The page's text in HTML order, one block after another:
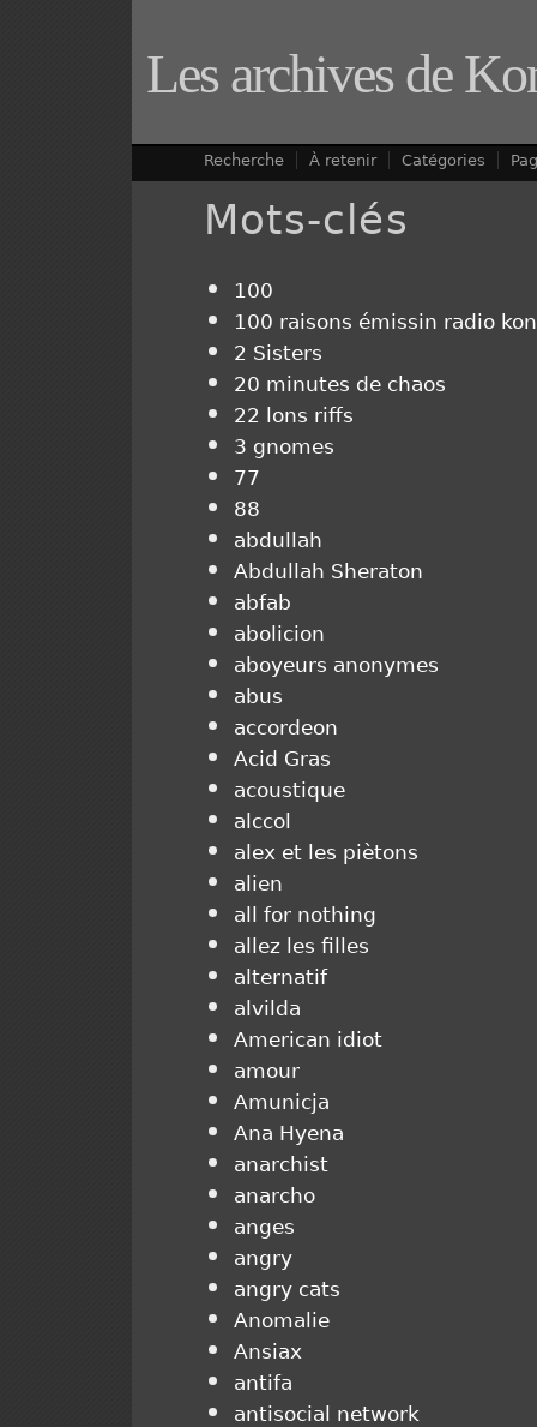
Les archives de
Recherche À retenir Catégories
Mots-clés
100
100 raisons émissin radio
2 Sisters
20 minutes de chaos
22 lons riffs
3 gnomes
77
88
abdullah
Abdullah Sheraton
abfab
abolicion
aboyeurs anonymes
abus
accordeon
Acid Gras
acoustique
alccol
alex et les piètons
alien
all for nothing
allez les filles
alternatif
alvilda
American idiot
amour
Amunicja
Ana Hyena
anarchist
anarcho
anges
angry
angry cats
Anomalie
Ansiax
antifa
antisocial network